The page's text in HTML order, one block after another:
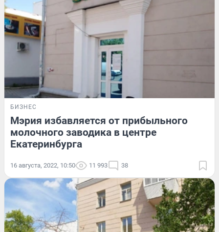
БИЗНЕС
Мэрия избавляется от прибыльного
молочного заводика в центре
Екатеринбурга
16 августа, 2022, 10:50 11 993 38